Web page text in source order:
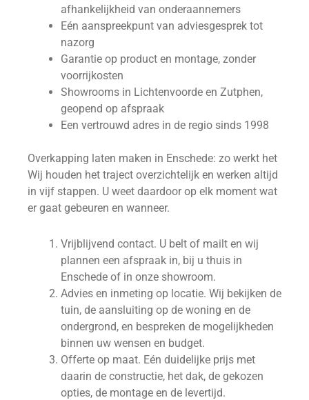
afhankelijkheid van onderaannemers
Eén aanspreekpunt van adviesgesprek tot
nazorg
Garantie op product en montage, zonder
voorrijkosten
Showrooms in Lichtenvoorde en Zutphen,
geopend op afspraak
Een vertrouwd adres in de regio sinds 1998
Overkapping laten maken in Enschede: zo werkt het
Wij houden het traject overzichtelijk en werken altijd
in vijf stappen. U weet daardoor op elk moment wat
er gaat gebeuren en wanneer.
Vrijblijvend contact. U belt of mailt en wij
plannen een afspraak in, bij u thuis in
Enschede of in onze showroom.
Advies en inmeting op locatie. Wij bekijken de
tuin, de aansluiting op de woning en de
ondergrond, en bespreken de mogelijkheden
binnen uw wensen en budget.
Offerte op maat. Eén duidelijke prijs met
daarin de constructie, het dak, de gekozen
opties, de montage en de levertijd.